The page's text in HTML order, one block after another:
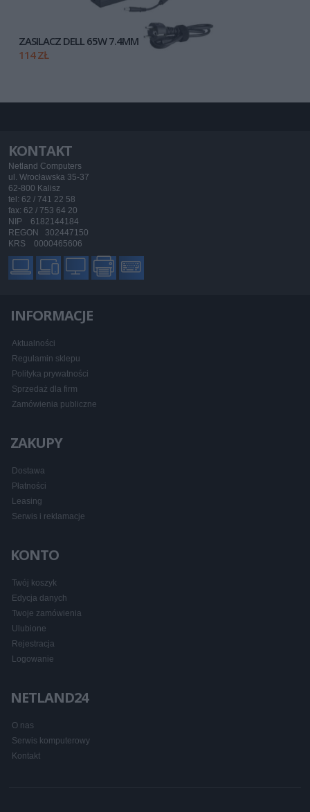
ZASILACZ DELL 65W 7.4MM
114 ZŁ
KONTAKT
Netland Computers
ul. Wrocławska 35-37
62-800 Kalisz
tel: 62 / 741 22 58
fax: 62 / 753 64 20
NIP 6182144184
REGON 302447150
KRS 0000465606
INFORMACJE
Aktualności
Regulamin sklepu
Polityka prywatności
Sprzedaż dla firm
Zamówienia publiczne
ZAKUPY
Dostawa
Płatności
Leasing
Serwis i reklamacje
KONTO
Twój koszyk
Edycja danych
Twoje zamówienia
Ulubione
Rejestracja
Logowanie
NETLAND24
O nas
Serwis komputerowy
Kontakt